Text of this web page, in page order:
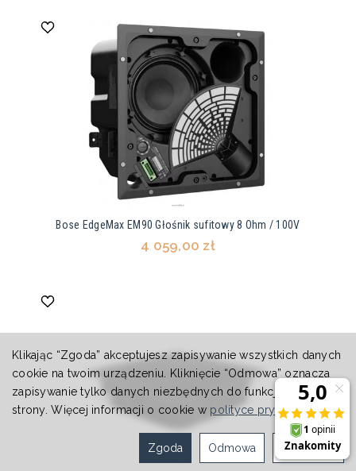
Bose EdgeMax EM90 Głośnik sufitowy 8 Ohm / 100V
4 059,00 zł
Klikając “Zgoda” akceptujesz zapisywanie wszystkich danych
cookie na twoim urządzeniu. Kliknięcie “Odmowa” oznacza
zapisywanie tylko danych niezbędnych do funkcjonowania
strony. Więcej informacji o cookie w polityce prywatności.
Ustawienia
Odmowa
Zgoda